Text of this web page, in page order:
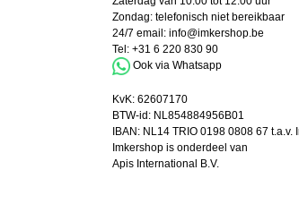
Zondag: telefonisch niet bereikbaar
24/7 email: info@imkershop.be
Tel: +31 6 220 830 90
Ook via Whatsapp
KvK: 62607170
BTW-id: NL854884956B01
IBAN: NL14 TRIO 0198 0808 67 t.a.v.
Imkershop is onderdeel van
Apis International B.V.